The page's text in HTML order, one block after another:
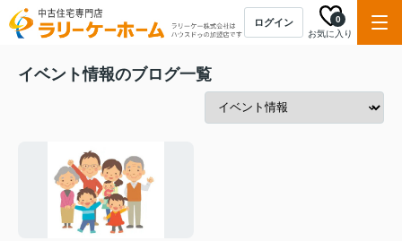
ログイン
お気に入り
0
イベント情報のブログ一覧